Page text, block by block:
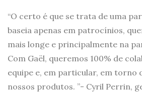
“O certo é que se trata de uma
baseia apenas em patrocínios,
mais longe e principalmente na
Com Gaël, queremos 100% de
equipe e, em particular, em torno
nossos produtos. ”- Cyril Perrin,